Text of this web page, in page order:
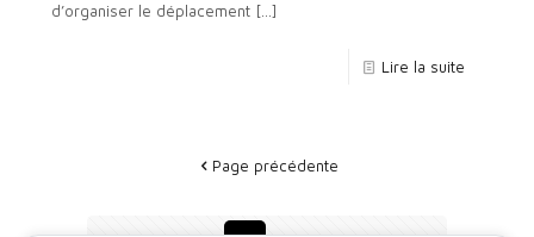
d’organiser le déplacement […]
Lire la suite
Page précédente